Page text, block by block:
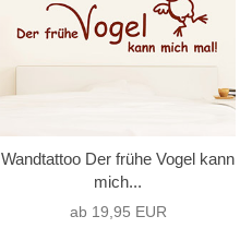
Wandtattoo Der frühe Vogel kann
mich...
ab 19,95 EUR